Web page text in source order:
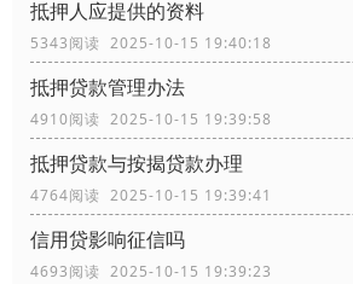
抵押人应提供的资料
5343阅读 2025-10-15 19:40:18
抵押贷款管理办法
4910阅读 2025-10-15 19:39:58
抵押贷款与按揭贷款办理
4764阅读 2025-10-15 19:39:41
信用贷影响征信吗
4693阅读 2025-10-15 19:39:23